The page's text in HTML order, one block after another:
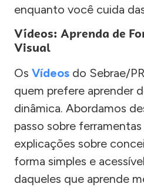
enquanto você cuida
Vídeos: Aprenda de
Visual
Os Vídeos do Sebrae/
quem prefere aprender
dinâmica. Abordamos
passo sobre
explicações sobre
forma simples e
daqueles que aprende